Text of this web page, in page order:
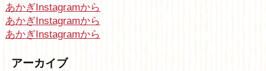
あかぎInstagramから
あかぎInstagramから
あかぎInstagramから
アーカイブ